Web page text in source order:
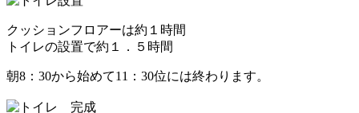
クッションフロアーは約１時間
トイレの設置で約１．５時間
朝8：30から始めて11：30位には終わります。